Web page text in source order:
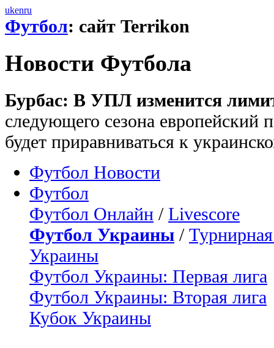
ukenru
Футбол: сайт Terrikon
Новости Футбола
Бурбас: В УПЛ изменится
следующего сезона европейский
будет приравниваться к
Футбол Новости
Футбол
Футбол Онлайн / Livescore
Футбол Украины /
Украины
Футбол Украины: Первая лига
Футбол Украины: Вторая лига
Кубок Украины